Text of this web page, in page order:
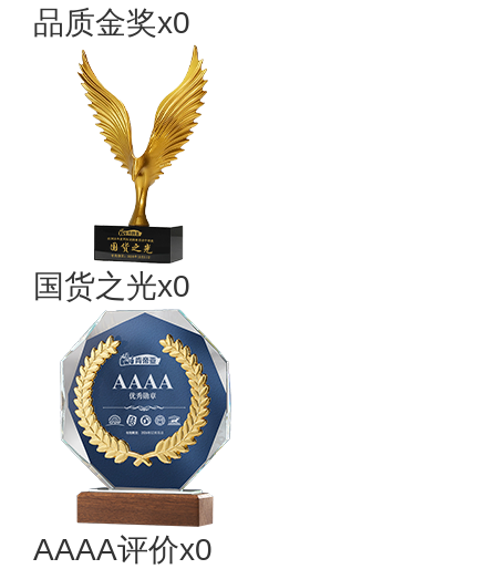
品质金奖x0
国货之光x0
AAAA评价x0